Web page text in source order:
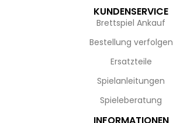
KUNDENSERVICE
Brettspiel Ankauf
Bestellung verfolgen
Ersatzteile
Spielanleitungen
Spieleberatung